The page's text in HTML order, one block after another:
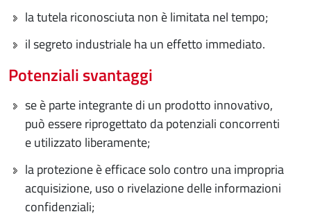
la tutela riconosciuta non è limitata nel tempo;
il segreto industriale ha un effetto immediato.
Potenziali svantaggi
se è parte integrante di un prodotto innovativo,
può essere riprogettato da potenziali concorrenti
e utilizzato liberamente;
la protezione è efficace solo contro una impropria
acquisizione, uso o rivelazione delle informazioni
confidenziali;